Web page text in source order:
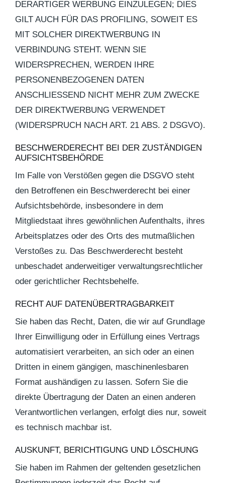
DERARTIGER WERBUNG EINZULEGEN; DIES
GILT AUCH FÜR DAS PROFILING, SOWEIT ES
MIT SOLCHER DIREKTWERBUNG IN
VERBINDUNG STEHT. WENN SIE
WIDERSPRECHEN, WERDEN IHRE
PERSONENBEZOGENEN DATEN
ANSCHLIESSEND NICHT MEHR ZUM ZWECKE
DER DIREKTWERBUNG VERWENDET
(WIDERSPRUCH NACH ART. 21 ABS. 2 DSGVO).
BESCHWERDE­RECHT BEI DER ZUSTÄNDIGEN
AUFSICHTS­BEHÖRDE
Im Falle von Verstößen gegen die DSGVO steht
den Betroffenen ein Beschwerderecht bei einer
Aufsichtsbehörde, insbesondere in dem
Mitgliedstaat ihres gewöhnlichen Aufenthalts, ihres
Arbeitsplatzes oder des Orts des mutmaßlichen
Verstoßes zu. Das Beschwerderecht besteht
unbeschadet anderweitiger verwaltungsrechtlicher
oder gerichtlicher Rechtsbehelfe.
RECHT AUF DATEN­ÜBERTRAG­BARKEIT
Sie haben das Recht, Daten, die wir auf Grundlage
Ihrer Einwilligung oder in Erfüllung eines Vertrags
automatisiert verarbeiten, an sich oder an einen
Dritten in einem gängigen, maschinenlesbaren
Format aushändigen zu lassen. Sofern Sie die
direkte Übertragung der Daten an einen anderen
Verantwortlichen verlangen, erfolgt dies nur, soweit
es technisch machbar ist.
AUSKUNFT, BERICHTIGUNG UND LÖSCHUNG
Sie haben im Rahmen der geltenden gesetzlichen